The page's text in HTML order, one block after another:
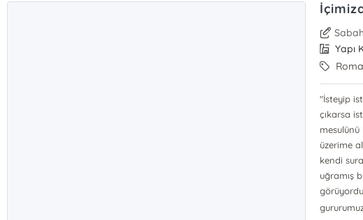
Yapı
"İsteyip
çıkarsa
üzerime
kendi
uğramış